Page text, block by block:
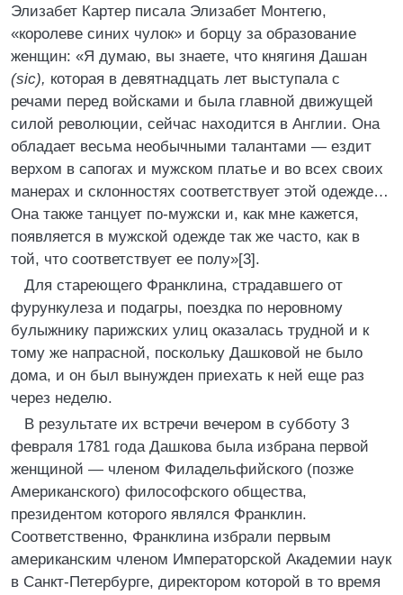
Элизабет Картер писала Элизабет Монтегю,
«королеве синих чулок» и борцу за образование
женщин: «Я думаю, вы знаете, что княгиня Дашан
(sic), которая в девятнадцать лет выступала с
речами перед войсками и была главной движущей
силой революции, сейчас находится в Англии. Она
обладает весьма необычными талантами — ездит
верхом в сапогах и мужском платье и во всех своих
манерах и склонностях соответствует этой одежде…
Она также танцует по-мужски и, как мне кажется,
появляется в мужской одежде так же часто, как в
той, что соответствует ее полу»[3].
Для стареющего Франклина, страдавшего от
фурункулеза и подагры, поездка по неровному
булыжнику парижских улиц оказалась трудной и к
тому же напрасной, поскольку Дашковой не было
дома, и он был вынужден приехать к ней еще раз
через неделю.
В результате их встречи вечером в субботу 3
февраля 1781 года Дашкова была избрана первой
женщиной — членом Филадельфийского (позже
Американского) философского общества,
президентом которого являлся Франклин.
Соответственно, Франклина избрали первым
американским членом Императорской Академии наук
в Санкт-Петербурге, директором которой в то время